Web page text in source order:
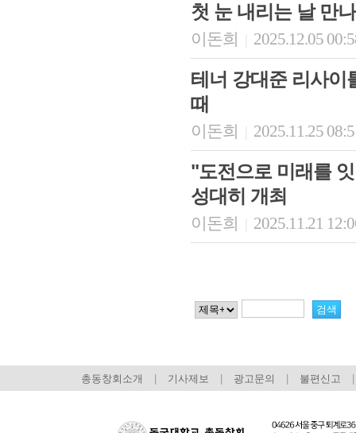
첫 눈 내리는 날 만
이돈희 2025.12.05
테너 강대준 리사이
때
이돈희 2025.11.25
"도전으로 미래를
성대히 개최
이돈희 2025.11.21
총동창회소개 기사제보 광고문의 불편신고